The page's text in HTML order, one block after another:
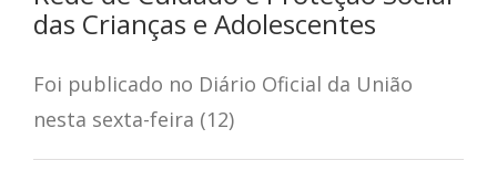
das Crianças e Adolescentes
Foi publicado no Diário Oficial da União
nesta sexta-feira (12)